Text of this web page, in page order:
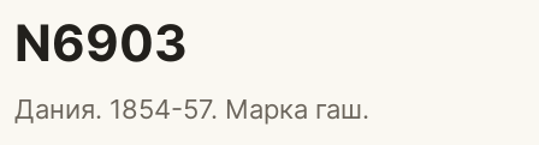
N6903
Дания. 1854-57. Марка гаш.